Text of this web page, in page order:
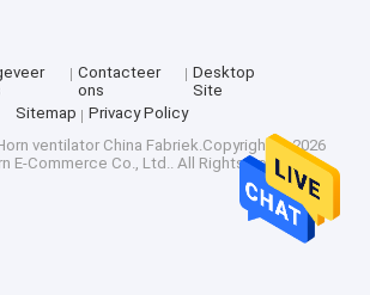
Contacteer
ons
Desktop
Site
Sitemap
Privacy Policy
ventilatorChina Fabriek.Copyright © 2026
E-Commerce Co., Ltd.. All Rights Reserved.